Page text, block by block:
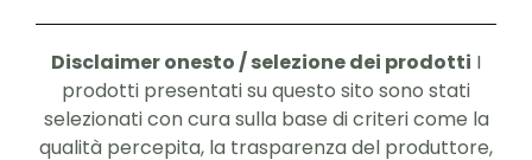
Disclaimer onesto / selezione dei prodotti I
prodotti presentati su questo sito sono stati
selezionati con cura sulla base di criteri come la
qualità percepita, la trasparenza del produttore,